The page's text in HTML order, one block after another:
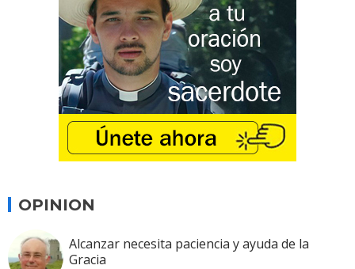
OPINION
Alcanzar necesita paciencia y ayuda de la
Gracia